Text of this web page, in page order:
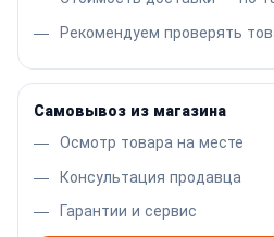
Рекомендуем проверять
Самовывоз из магазина
Осмотр товара на месте
Консультация продавца
Гарантии и сервис